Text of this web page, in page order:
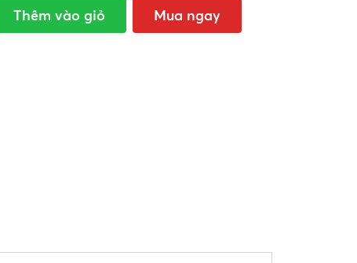
Thêm vào giỏ Mua ngay